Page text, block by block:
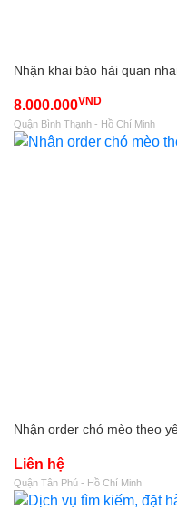
Nhận khai báo hải quan
8.000.000VND
Quận Bình Thạnh - Hồ Chí Minh
Nhận order chó mèo theo
Liên hệ
Quận Tân Phú - Hồ Chí Minh